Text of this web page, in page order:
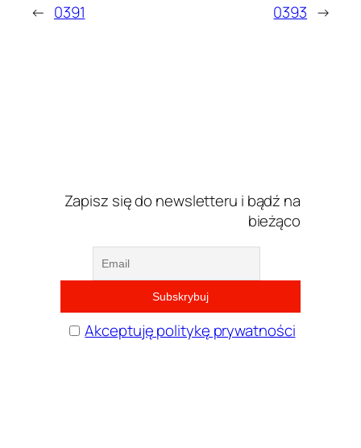
← 0391 0393 →
Zapisz się do newsletteru i bądź na
bieżąco
Akceptuję politykę prywatności